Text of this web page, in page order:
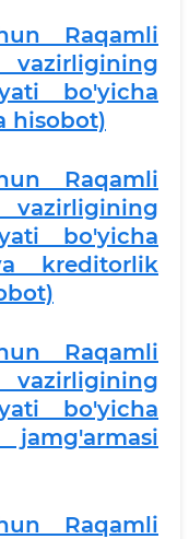
Raqamli
bo'yicha
hisobot)
Raqamli
bo'yicha
kreditorlik
Raqamli
bo'yicha
Raqamli